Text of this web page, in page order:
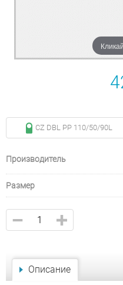
CZ DBL PP 110/50/90L
Производитель
Размер
Описание